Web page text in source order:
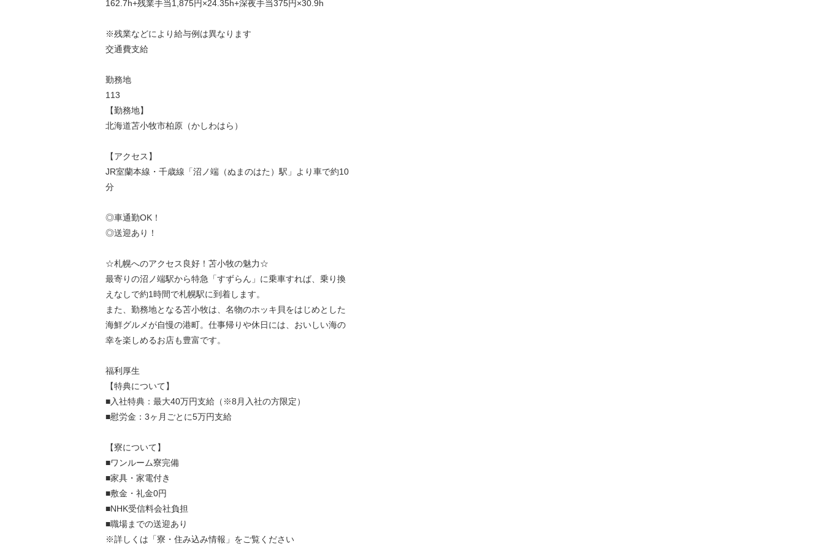
162.7h+残業手当1,875円×24.35h+深夜手当375円×30.9h
※残業などにより給与例は異なります
交通費支給
勤務地
113
【勤務地】
北海道苫小牧市柏原（かしわはら）
【アクセス】
JR室蘭本線・千歳線「沼ノ端（ぬまのはた）駅」より車で約10
分
◎車通勤OK！
◎送迎あり！
☆札幌へのアクセス良好！苫小牧の魅力☆
最寄りの沼ノ端駅から特急「すずらん」に乗車すれば、乗り換
えなしで約1時間で札幌駅に到着します。
また、勤務地となる苫小牧は、名物のホッキ貝をはじめとした
海鮮グルメが自慢の港町。仕事帰りや休日には、おいしい海の
幸を楽しめるお店も豊富です。
福利厚生
【特典について】
■入社特典：最大40万円支給（※8月入社の方限定）
■慰労金：3ヶ月ごとに5万円支給
【寮について】
■ワンルーム寮完備
■家具・家電付き
■敷金・礼金0円
■NHK受信料会社負担
■職場までの送迎あり
※詳しくは「寮・住み込み情報」をご覧ください